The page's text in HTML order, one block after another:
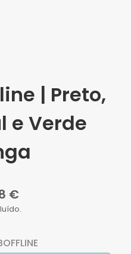
| Preto,
e Verde
€